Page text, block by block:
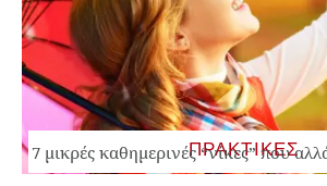
ΠΡΑΚΤΙΚΕΣ
7 μικρές καθημερινές “νίκες” που